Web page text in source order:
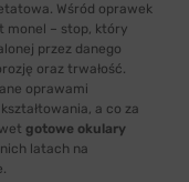
Wśród oprawek
monel – stop, który
przez danego
oraz trwałość.
oprawami
a co za
gotowe okulary
latach na